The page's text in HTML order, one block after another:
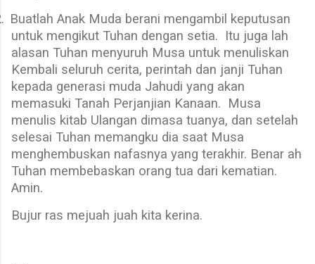
Buatlah Anak Muda berani mengambil keputusan
untuk mengikut Tuhan dengan setia. Itu juga lah
alasan Tuhan menyuruh Musa untuk menuliskan
Kembali seluruh cerita, perintah dan janji Tuhan
kepada generasi muda Jahudi yang akan
memasuki Tanah Perjanjian Kanaan. Musa
menulis kitab Ulangan dimasa tuanya, dan setelah
selesai Tuhan memangku dia saat Musa
menghembuskan nafasnya yang terakhir. Benar ah
Tuhan membebaskan orang tua dari kematian.
Amin.
Bujur ras mejuah juah kita kerina.